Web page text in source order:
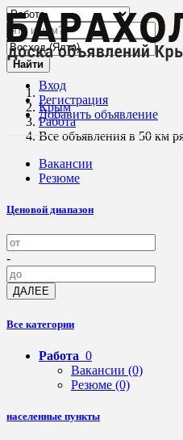
Вход
Регистрация
Добавить объявление
Найти
Крым
Работа
Все объявления в 50 км
Вакансии
Резюме
Ценовой диапазон
-
ДАЛЕЕ
Все категории
Работа 0
Вакансии (0)
Резюме (0)
населенные пункты